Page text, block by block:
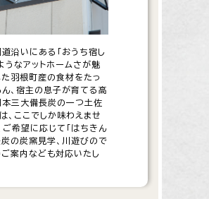
沿いにある「おうち宿し
うなアットホームさが魅
た羽根町産の食材をたっ
、宿主の息子が育てる高
本三大備長炭の一つ土佐
ここでしか味わえませ
ご希望に応じて「はちきん
の炭窯見学、川遊びので
案内なども対応いたし